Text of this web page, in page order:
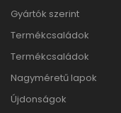
Gyártók szerint
Termékcsaládok
Termékcsaládok
Nagyméretű lapok
Újdonságok